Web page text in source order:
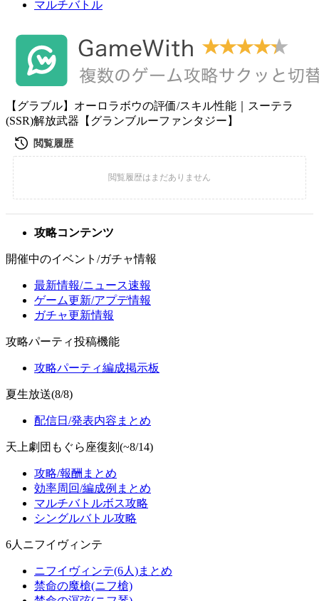
マルチバトル
【グラブル】オーロラボウの評価/スキル性能｜スーテラ
(SSR)解放武器【グランブルーファンタジー】
攻略コンテンツ
開催中のイベント/ガチャ情報
最新情報/ニュース速報
ゲーム更新/アプデ情報
ガチャ更新情報
攻略パーティ投稿機能
攻略パーティ編成掲示板
夏生放送(8/8)
配信日/発表内容まとめ
天上劇団もぐら座復刻(~8/14)
攻略/報酬まとめ
効率周回/編成例まとめ
マルチバトルボス攻略
シングルバトル攻略
6人ニフイヴィンテ
ニフイヴィンテ(6人)まとめ
禁命の魔槍(ニフ槍)